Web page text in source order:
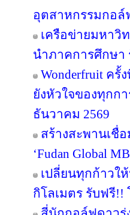
อุตสาหกรรมกอล์
เครือข่ายมหาวิ
นำภาคการศึกษา
Wonderfruit ครั้
ยังหัวใจของทุกก
ธันวาคม 2569
สร้างสะพานเชื่
‘Fudan Global
เปลี่ยนทุกก้าวใ
กิโลเมตร รับฟรี